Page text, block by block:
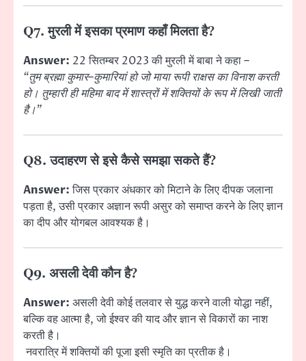
Q7. मुरली में इसका प्रमाण कहाँ मिलता है?
Answer: 22 सितम्बर 2023 की मुरली में बाबा ने कहा –
“तुम ब्रह्मा कुमार–कुमारियां हो जो माया रूपी राक्षस का विनाश करती
हो। तुम्हारी ही महिमा बाद में शास्त्रों में शक्तियों के रूप में लिखी जाती
है।”
Q8. उदाहरण से इसे कैसे समझा सकते हैं?
Answer:जिस प्रकार अंधकार को मिटाने के लिए दीपक जलाना
पड़ता है, उसी प्रकार अज्ञान रूपी असुर को समाप्त करने के लिए ज्ञान
का दीप और योगबल आवश्यक है।
Q9. असली देवी कौन है?
Answer: असली देवी कोई तलवार से युद्ध करने वाली योद्धा नहीं,
बल्कि वह आत्मा है, जो ईश्वर की याद और ज्ञान से विकारों का नाश
करती है।
नवरात्रि में शक्तियों की पूजा इसी स्मृति का प्रतीक है।